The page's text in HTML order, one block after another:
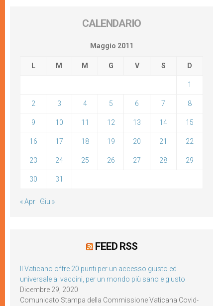
CALENDARIO
Maggio 2011
L M M G V S D
1
2 3 4 5 6 7 8
9 10 11 12 13 14 15
16 17 18 19 20 21 22
23 24 25 26 27 28 29
30 31
« Apr Giu »
FEED RSS
Il Vaticano offre 20 punti per un accesso giusto ed
universale ai vaccini, per un mondo più sano e giusto
Dicembre 29, 2020
Comunicato Stampa della Commissione Vaticana Covid-